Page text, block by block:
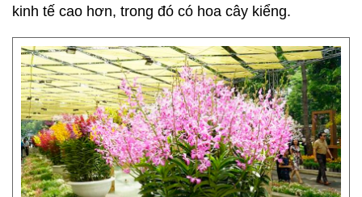
kinh tế cao hơn, trong đó có hoa cây kiểng.